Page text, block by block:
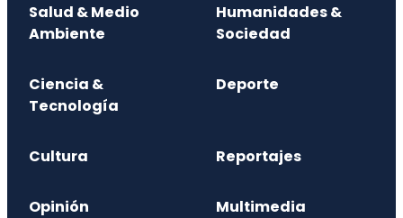
Salud & Medio
Ambiente
Humanidades &
Sociedad
Ciencia &
Tecnología
Deporte
Cultura Reportajes
Opinión Multimedia